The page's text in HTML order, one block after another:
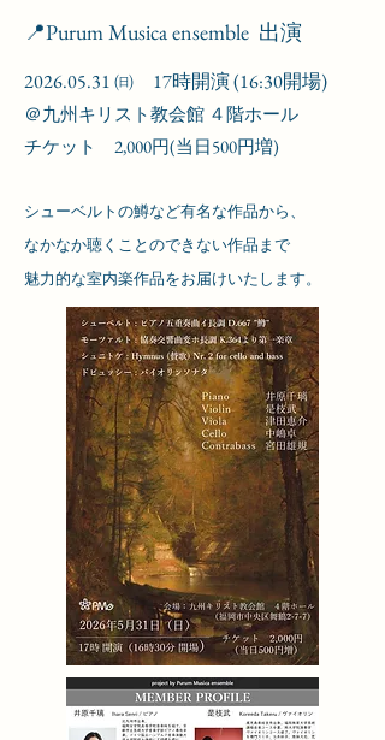
​📍Purum Musica ensemble 出演
2026.05.31㈰ 17時開演 (16:30開場)
＠九州キリスト教会館 ４階ホール
​チケット 2,000円(当日500円増)
シューベルトの鱒など有名な作品から、
​なかなか聴くことのできない作品まで
魅力的な室内楽作品をお届けいたします。